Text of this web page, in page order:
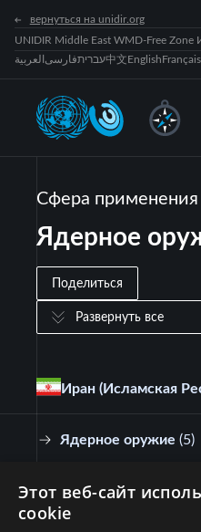
вернуться на unidir.org
UNIDIR Middle East WMD-Free Zone
العربية فارسیעברית中文EnglishFrançais
Сфера применения
Ядерное
Поделиться
Развернуть все
Иран (Исламская
Ядерное оружие (5)
Египет (1)
Этот веб-сайт
cookie